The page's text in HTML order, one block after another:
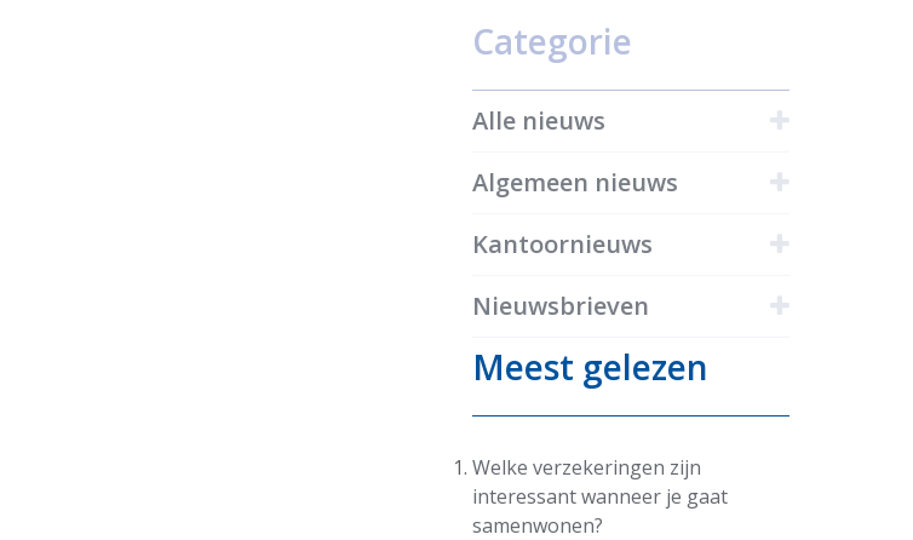
Categorie
Alle nieuws
Algemeen nieuws
Kantoornieuws
Nieuwsbrieven
Meest gelezen
Welke verzekeringen zijn
interessant wanneer je gaat
samenwonen?